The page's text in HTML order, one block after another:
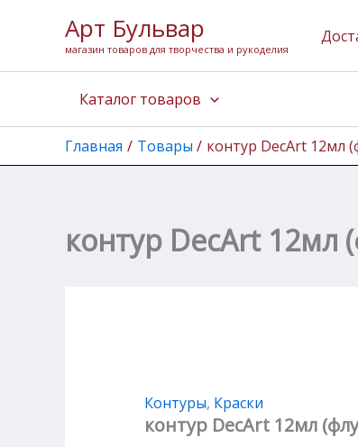
содержимому
Арт Бульвар
магазин товаров для творчества и рукоделия
Каталог товаров
Главная Товары контур DecArt 12мл
контур DecArt
Контуры, Краски
контур DecArt 12мл